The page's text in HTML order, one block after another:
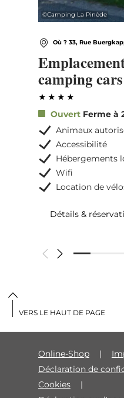
©Camping La Pinède
Où ? 33, Rue
camping
Ouvert Ferme à
Animaux
Accessibilité
Hébergements
Wifi
Location de
Détails &
Online-Shop
Déclaration de
Cookies
VERS LE HAUT DE PAGE